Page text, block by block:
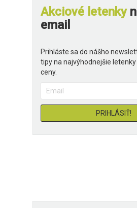
Akciové letenky
email
Prihláste sa do nášho
tipy na najvýhodnejšie
ceny.